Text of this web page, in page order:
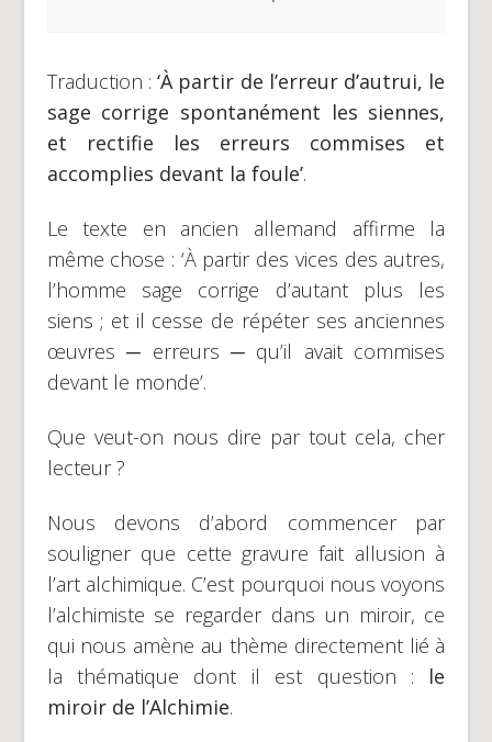
Traduction :‘À partir de l’erreur d’autrui, le
sage corrige spontanément les siennes,
et rectifie les erreurs commises et
accomplies devant la foule’.
Le texte en ancien allemand affirme la
même chose : ‘À partir des vices des autres,
l’homme sage corrige d’autant plus les
siens ; et il cesse de répéter ses anciennes
œuvres ─ erreurs ─ qu’il avait commises
devant le monde’.
Que veut-on nous dire par tout cela, cher
lecteur ?
Nous devons d’abord commencer par
souligner que cette gravure fait allusion à
l’art alchimique. C’est pourquoi nous voyons
l’alchimiste se regarder dans un miroir, ce
qui nous amène au thème directement lié à
la thématique dont il est question : le
miroir de l’Alchimie.